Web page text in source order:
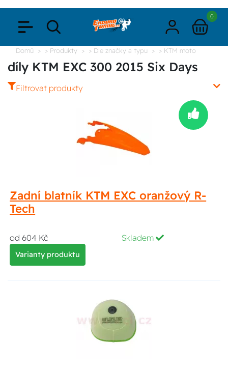
0
Domů > Produkty > Dle značky a typu > KTM moto
díly KTM EXC 300 2015 Six Days
Filtrovat produkty
Zadní blatník KTM EXC oranžový R-
Tech
od 604 Kč Skladem
Varianty produktu